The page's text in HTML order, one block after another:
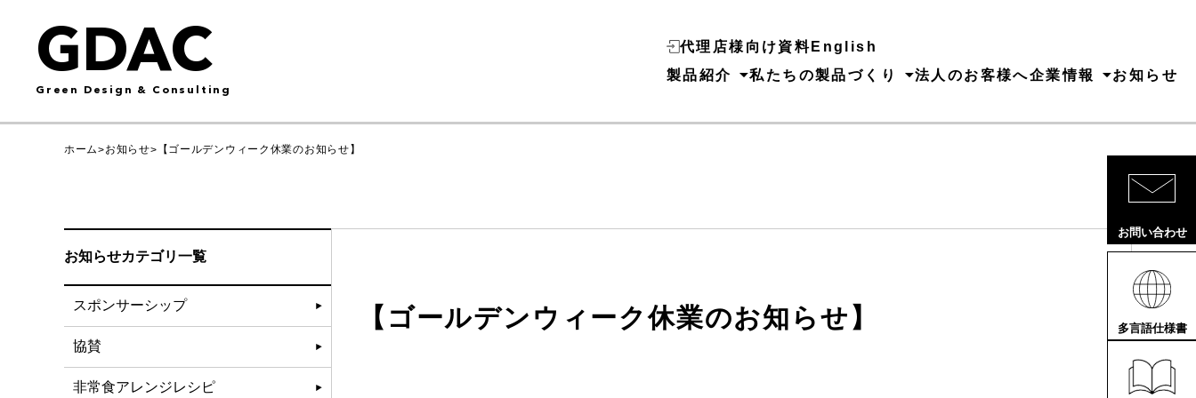
GDAC
Green Design & Consulting
代理店様向け資料 English
製品紹介
私たちの製品づくり 法人のお客様へ企業情報 お知らせ
ホーム>お知らせ> 【ゴールデンウィーク休業のお知らせ】
お知らせカテゴリ一覧
スポンサーシップ
協賛
非常食アレンジレシピ
【ゴールデンウィーク休業のお知らせ】
お問い合わせ
多言語仕様書